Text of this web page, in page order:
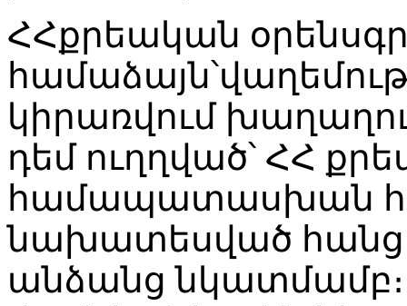
ՀՀքրեական
կիրառվում
դեմ ուղղված՝ ՀՀ
համապատասխան
նախատեսված
անձանց նկատմամբ։